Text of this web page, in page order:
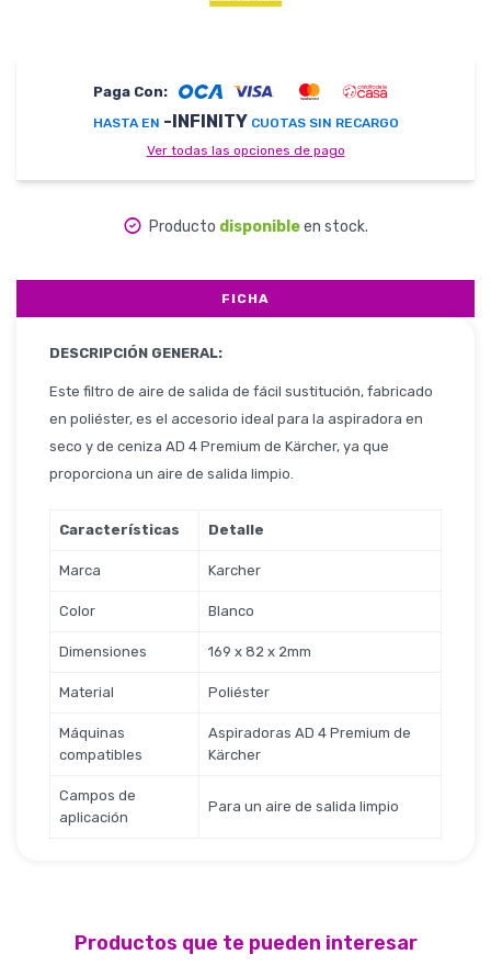
Paga Con:
HASTA EN -INFINITY CUOTAS SIN RECARGO
Ver todas las opciones de pago
Producto disponibleen stock.
FICHA
DESCRIPCIÓN GENERAL:
Este filtro de aire de salida de fácil sustitución, fabricado
en poliéster, es el accesorio ideal para la aspiradora en
seco y de ceniza AD 4 Premium de Kärcher, ya que
proporciona un aire de salida limpio.
Características Detalle
Marca Karcher
Color Blanco
Dimensiones 169 x 82 x 2mm
Material Poliéster
Máquinas
compatibles
Aspiradoras AD 4 Premium de
Kärcher
Campos de
aplicación
Para un aire de salida limpio
Productos que te pueden interesar
Herramientas
Ropa y Accesorios
Limpieza Profesional